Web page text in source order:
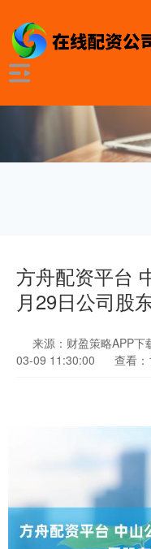
方舟配资平台
月29日公司股
来源：财盈策略APP下
03-09 11:30:00
查看